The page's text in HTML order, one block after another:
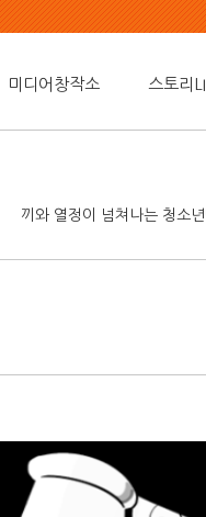
미디어창작소 스토리
끼와 열정이 넘쳐나는 청소